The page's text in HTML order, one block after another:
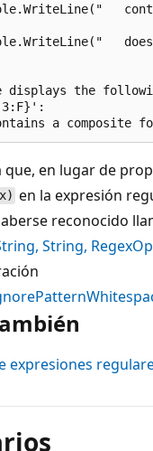
displays the
que, en lugar de
en la expresión
reconocido
String,
expresiones